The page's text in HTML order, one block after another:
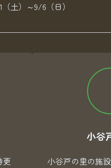
土）～9/6（日）
更
小谷
小谷戸の里の施